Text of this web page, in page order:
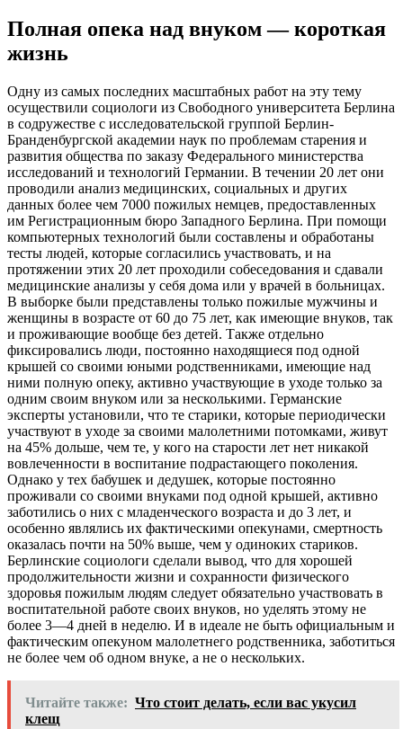
Полная опека над внуком — короткая
жизнь
Одну из самых последних масштабных работ на эту тему
осуществили социологи из Свободного университета Берлина
в содружестве с исследовательской группой Берлин-
Бранденбургской академии наук по проблемам старения и
развития общества по заказу Федерального министерства
исследований и технологий Германии. В течении 20 лет они
проводили анализ медицинских, социальных и других
данных более чем 7000 пожилых немцев, предоставленных
им Регистрационным бюро Западного Берлина. При помощи
компьютерных технологий были составлены и обработаны
тесты людей, которые согласились участвовать, и на
протяжении этих 20 лет проходили собеседования и сдавали
медицинские анализы у себя дома или у врачей в больницах.
В выборке были представлены только пожилые мужчины и
женщины в возрасте от 60 до 75 лет, как имеющие внуков, так
и проживающие вообще без детей. Также отдельно
фиксировались люди, постоянно находящиеся под одной
крышей со своими юными родственниками, имеющие над
ними полную опеку, активно участвующие в уходе только за
одним своим внуком или за несколькими. Германские
эксперты установили, что те старики, которые периодически
участвуют в уходе за своими малолетними потомками, живут
на 45% дольше, чем те, у кого на старости лет нет никакой
вовлеченности в воспитание подрастающего поколения.
Однако у тех бабушек и дедушек, которые постоянно
проживали со своими внуками под одной крышей, активно
заботились о них с младенческого возраста и до 3 лет, и
особенно являлись их фактическими опекунами, смертность
оказалась почти на 50% выше, чем у одиноких стариков.
Берлинские социологи сделали вывод, что для хорошей
продолжительности жизни и сохранности физического
здоровья пожилым людям следует обязательно участвовать в
воспитательной работе своих внуков, но уделять этому не
более 3—4 дней в неделю. И в идеале не быть официальным и
фактическим опекуном малолетнего родственника, заботиться
не более чем об одном внуке, а не о нескольких.
Читайте также: Что стоит делать, если вас укусил
клещ